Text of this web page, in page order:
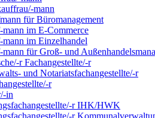
mann
für Büromanagement
im E-Commerce
im Einzelhandel
für Groß- und
r Fachangestellte/-r
und Notariatsfachangestellte/-r
r
in
r IHK/HWK
r